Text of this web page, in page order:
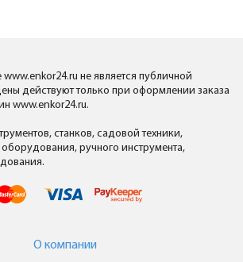
не является публичной
действуют только при оформлении заказа
www.enkor24.ru.
станков, садовой техники,
ручного инструмента,
О компании